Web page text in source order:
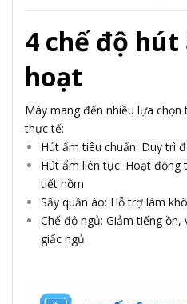
4 chế độ
hoạt
Máy mang đến nhiều lựa
thực tế:
Hút ẩm tiêu chuẩn: Duy trì
Hút ẩm liên tục: Hoạt
tiết nồm
Sấy quần áo: Hỗ trợ làm
Chế độ ngủ: Giảm tiếng
giấc ngủ